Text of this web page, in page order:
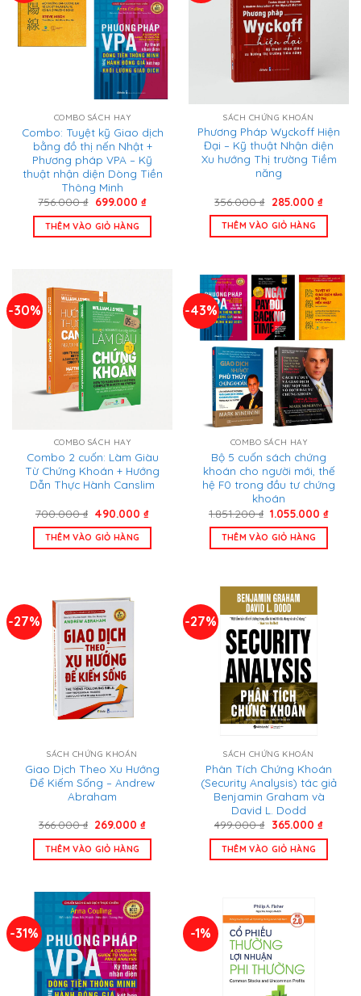
COMBO SÁCH HAY
Combo: Tuyệt kỹ Giao dịch
bằng đồ thị nến Nhật +
Phương pháp VPA – Kỹ
thuật nhận diện Dòng Tiền
Thông Minh
756.000₫ Giá
là:
756.000 ₫.
699.000 ₫Giá
tại
THÊM VÀO GIỎ HÀNG
SÁCH CHỨNG KHOÁN
Phương Pháp Wyckoff Hiện
Đại – Kỹ thuật Nhận diện
Xu hướng Thị trường Tiềm
năng
356.000₫ Giá
là:
356.000 ₫.
285.000 ₫Giá
THÊM VÀO GIỎ HÀNG
-30%
COMBO SÁCH HAY
Combo 2 cuốn: Làm Giàu
Từ Chứng Khoán + Hướng
Dẫn Thực Hành Canslim
700.000₫ Giá
là:
700.000 ₫.
490.000₫Giá
THÊM VÀO GIỎ HÀNG
-43%
COMBO SÁCH HAY
Bộ 5 cuốn sách chứng
khoán cho người mới, thế
hệ F0 trong đầu tư chứng
khoán
1.851.200₫ Giá
là:
1.851.200 ₫.
1.055.000₫Giá
THÊM VÀO GIỎ HÀNG
-27%
SÁCH CHỨNG KHOÁN
Giao Dịch Theo Xu Hướng
Để Kiếm Sống – Andrew
Abraham
366.000₫ Giá
là:
366.000 ₫.
269.000₫Giá
tại
THÊM VÀO GIỎ HÀNG
-27%
SÁCH CHỨNG KHOÁN
Phân Tích Chứng Khoán
(Security Analysis) tác giả
Benjamin Graham và
David L. Dodd
499.000₫ Giá
là:
499.000 ₫.
365.000 ₫Giá
tại
THÊM VÀO GIỎ HÀNG
-31% -1%